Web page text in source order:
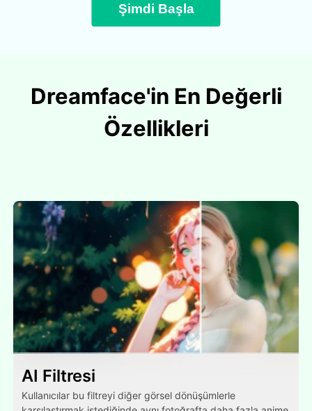
Şimdi Başla
Dreamface'in En Değerli
Özellikleri
AI Filtresi
Kullanıcılar bu filtreyi diğer görsel dönüşümlerle